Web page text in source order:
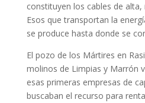
constituyen los cables de
Esos que transportan la
se produce hasta donde se
El pozo de los Mártires en
molinos de Limpias y Marrón
esas primeras empresas de
buscaban el recurso para